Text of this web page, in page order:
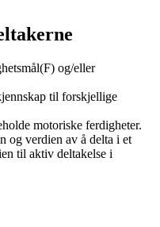
og/eller
til forskjellige
motoriske ferdigheter.
og verdien av å delta i et
til aktiv deltakelse i